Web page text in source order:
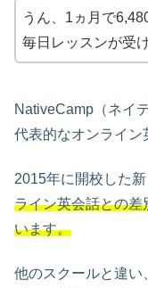
うん、1ヵ月で
毎日レッスンが受
NativeCamp（ネイ
代表的なオンライン
2015年に開校した
ライン英会話との差
います。
他のスクールと違い